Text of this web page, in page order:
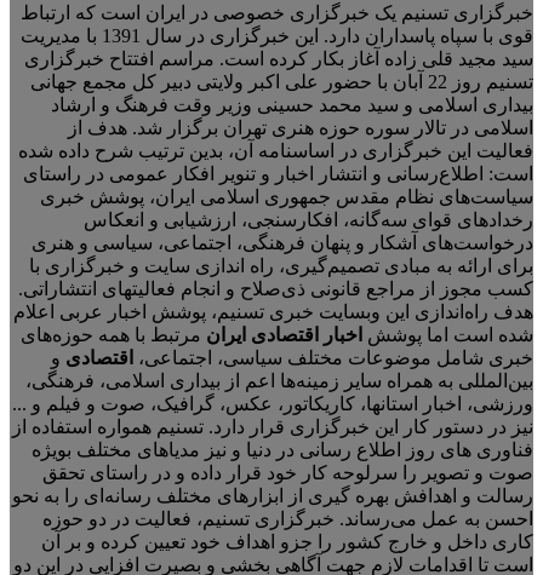
خبرگزاری تسنیم یک خبرگزاری خصوصی در ایران است که ارتباط
قوی با سپاه پاسداران دارد. این خبرگزاری در سال 1391 با مدیریت
سید مجید قلی زاده آغاز بکار کرده است. مراسم افتتاح خبرگزاری
تسنیم روز 22 آبان با حضور علی اکبر ولایتی دبیر کل مجمع جهانی
بیداری اسلامی و سید محمد حسینی وزیر وقت فرهنگ و ارشاد
اسلامی در تالار سوره حوزه هنری تهران برگزار شد. هدف از
فعالیت این خبرگزاری در اساسنامه آن، بدین ترتیب شرح داده شده
است: اطلاع‌رسانی و انتشار اخبار و تنویر افکار عمومی در راستای
سیاست‌های نظام مقدس جمهوری اسلامی ایران، پوشش خبری
رخدادهای قوای سه‌گانه، افکارسنجی، ارزشیابی و انعکاس
درخواست‌های آشکار و پنهان فرهنگی، اجتماعی، سیاسی و هنری
برای ارائه به مبادی تصمیم‌گیری، راه اندازی سایت و خبرگزاری با
کسب مجوز از مراجع قانونی ذی‌صلاح و انجام فعالیتهای انتشاراتی.
هدف راه‌اندازی این وبسایت خبری تسنیم، پوشش اخبار عربی اعلام
شده است اما پوشش اخبار اقتصادی ایران مرتبط با همه حوزه‌های
خبری شامل موضوعات مختلف سیاسی، اجتماعی،
اقتصادی و
بین‌المللی به همراه سایر زمینه‌ها اعم از بیداری اسلامی، فرهنگی،
ورزشی، اخبار استانها، کاریکاتور، عکس، گرافیک، صوت و فیلم و ...
نیز در دستور کار این خبرگزاری قرار دارد. تسنیم همواره استفاده از
فناوری های روز اطلاع رسانی در دنیا و نیز مدیاهای مختلف بویژه
صوت و تصویر را سرلوحه کار خود قرار داده و در راستای تحقق
رسالت و اهدافش بهره گیری از ابزارهای مختلف رسانه‌ای را به نحو
احسن به عمل می‌رساند. خبرگزاری تسنیم، فعالیت در دو حوزه
کاری داخل و خارج کشور را جزو اهداف خود تعیین کرده و بر آن
است تا اقدامات لازم جهت آگاهی بخشی و بصیرت افزایی در این دو